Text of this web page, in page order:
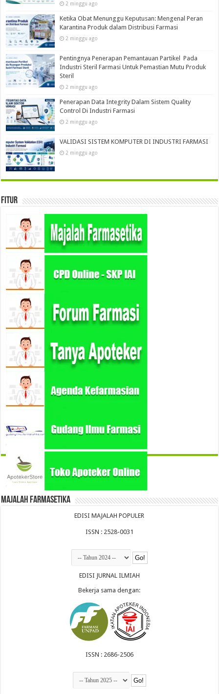
2 minggu ago
Ketika Obat Menunggu Keputusan: Mengenal Peran
Karantina Produk dalam Distribusi Farmasi
2 minggu ago
Pentingnya Penerapan Pemantauan Partikel Pada
Industri Steril Farmasi Untuk Pemastian Mutu Produk
Steril
2 minggu ago
Penerapan Data Integrity Dalam Sistem Quality
Control Di Industri Farmasi
2 minggu ago
VALIDASI SISTEM KOMPUTER DI INDUSTRI FARMASI
2 minggu ago
Fitur
Majalah Farmasetika
EDISI MAJALAH POPULER
ISSN : 2528-0031
EDISI JURNAL ILMIAH
Bekerja sama dengan:
ISSN : 2686-2506